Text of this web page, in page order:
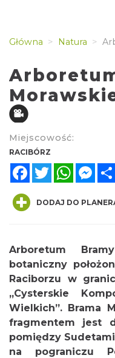
Główna Natura
Miejscowość:
RACIBÓRZ
FacebookTwitter
DODAJ DO
Arboretum
botaniczny
Raciborzu w
„Cysterskie
Wielkich”. Brama
fragmentem jest
pomiędzy
na pograniczu